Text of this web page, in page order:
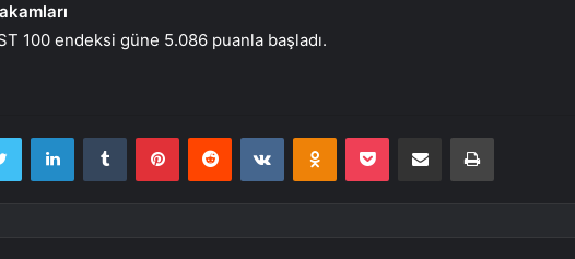
100 endeksi güne 5.086 puanla başladı.
Twitter LinkedInTumblr PinterestReddit VKontakteOdnoklassniki
Pocket E-Posta ile paylaş Yazdır